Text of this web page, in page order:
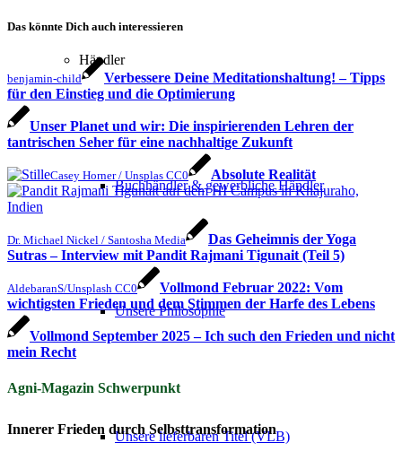
Händler
Buchhändler & gewerbliche Händler
Unsere Philosophie
Unsere lieferbaren Titel (VLB)
Das könnte Dich auch interessieren
benjamin-child
Verbessere Deine Meditationshaltung! – Tipps
für den Einstieg und die Optimierung
Unser Planet und wir: Die inspirierenden Lehren der
tantrischen Seher für eine nachhaltige Zukunft
Casey Horner / Unsplas CC0 Absolute Realität
Dr. Michael Nickel / Santosha Media
Das Geheimnis der Yoga
Sutras – Interview mit Pandit Rajmani Tigunait (Teil 5)
AldebaranS/Unsplash CC0
Vollmond Februar 2022: Vom
wichtigsten Frieden und dem Stimmen der Harfe des Lebens
Vollmond September 2025 – Ich such den Frieden und nicht
mein Recht
Agni-Magazin Schwerpunkt
Innerer Frieden durch Selbsttransformation